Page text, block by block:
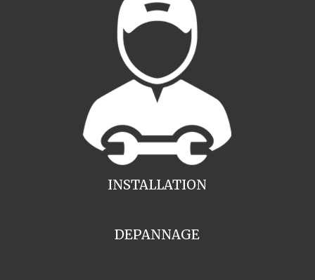
INSTALLATION
DEPANNAGE